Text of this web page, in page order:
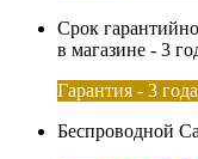
Срок
в магазине - 3
Гарантия - 3 года
Беспроводной